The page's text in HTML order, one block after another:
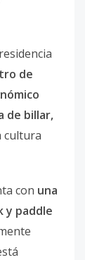
de
de billar,
cultura
con una
y paddle